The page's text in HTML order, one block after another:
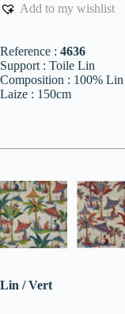
Add to my wishlist
Reference : 4636
Support : Toile Lin
Composition : 100% Lin
Laize : 150cm
Lin / Vert